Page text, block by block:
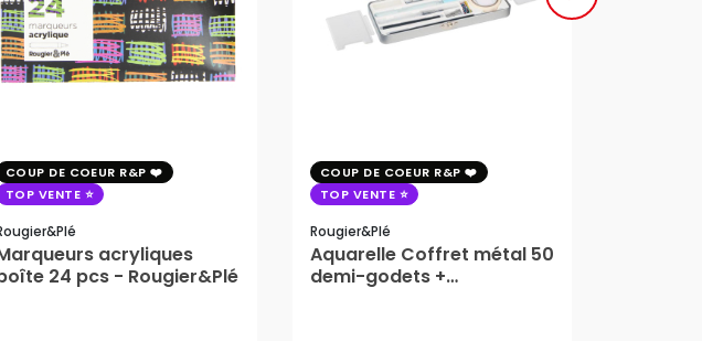
COUP DE COEUR R&P
TOP VENTE
acryliques
24 pcs - Rougier&Plé
COUP DE COEUR R&P
TOP VENTE
Rougier&plé
Aquarelle Coffret métal 50
demi-godets +